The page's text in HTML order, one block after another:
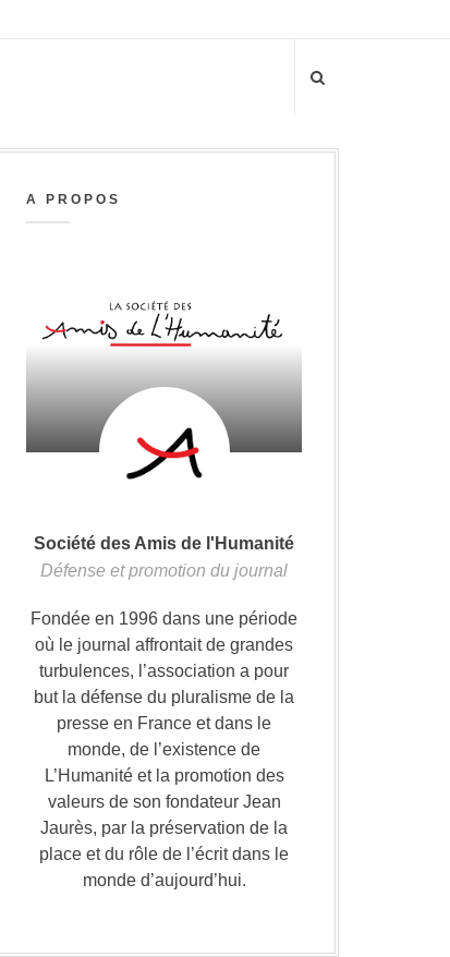
A PROPOS
Société des Amis de l'Humanité
Défense et promotion du journal
Fondée en 1996 dans une période
où le journal affrontait de grandes
turbulences, l’association a pour
but la défense du pluralisme de la
presse en France et dans le
monde, de l’existence de
L’Humanité et la promotion des
valeurs de son fondateur Jean
Jaurès, par la préservation de la
place et du rôle de l’écrit dans le
monde d’aujourd’hui.